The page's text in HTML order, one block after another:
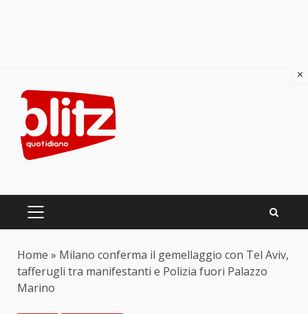
content
PRIMARY
Home » Milano conferma il gemellaggio con Tel Aviv,
tafferugli tra manifestanti e Polizia fuori Palazzo
Marino
×